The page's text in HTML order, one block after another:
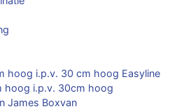
hoog i.p.v. 30 cm hoog Easyline
hoog i.p.v. 30cm hoog
James Boxvan